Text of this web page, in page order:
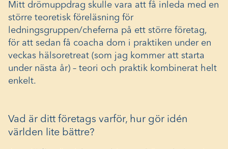
Mitt drömuppdrag skulle vara att få inleda med en
större teoretisk föreläsning för
ledningsgruppen/cheferna på ett större företag,
för att sedan få coacha dom i praktiken under en
veckas hälsoretreat (som jag kommer att starta
under nästa år) – teori och praktik kombinerat helt
enkelt.
Vad är ditt företags varför, hur gör idén
världen lite bättre?